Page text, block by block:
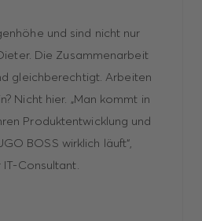
und sind nicht nur
Die Zusammenarbeit
gleichberechtigt. Arbeiten
Nicht hier. „Man kommt in
Produktentwicklung und
BOSS wirklich läuft“,
Consultant.